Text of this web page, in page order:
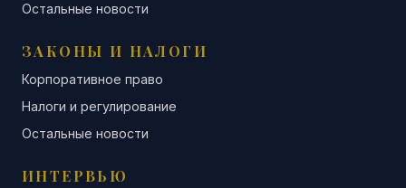
Остальные новости
ЗАКОНЫ И НАЛОГИ
Корпоративное право
Налоги и регулирование
Остальные новости
ИНТЕРВЬЮ